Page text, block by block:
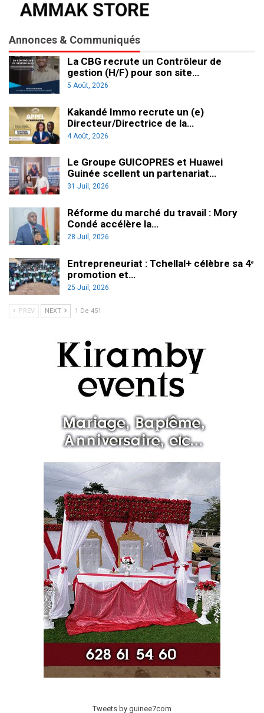
Annonces & Communiqués
La CBG recrute un Contrôleur de
gestion (H/F) pour son site…
5 Août, 2026
Kakandé Immo recrute un (e)
Directeur/Directrice de la…
4 Août, 2026
Le Groupe GUICOPRES et Huawei
Guinée scellent un partenariat…
31 Juil, 2026
Réforme du marché du travail : Mory
Condé accélère la…
28 Juil, 2026
Entrepreneuriat : Tchellal+ célèbre sa 4ᵉ
promotion et…
25 Juil, 2026
PREV NEXT 1 De 451
Tweets by guinee7com